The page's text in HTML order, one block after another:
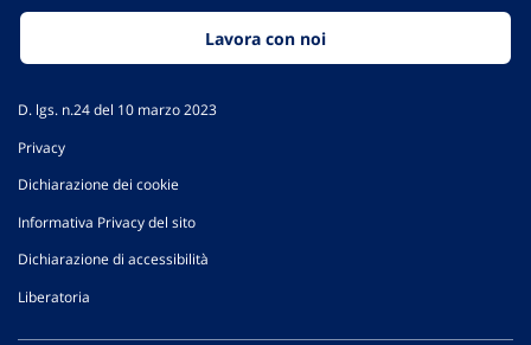
Lavora con noi
D. lgs. n.24 del 10 marzo 2023
Privacy
Dichiarazione dei cookie
Informativa Privacy del sito
Dichiarazione di accessibilità
Liberatoria